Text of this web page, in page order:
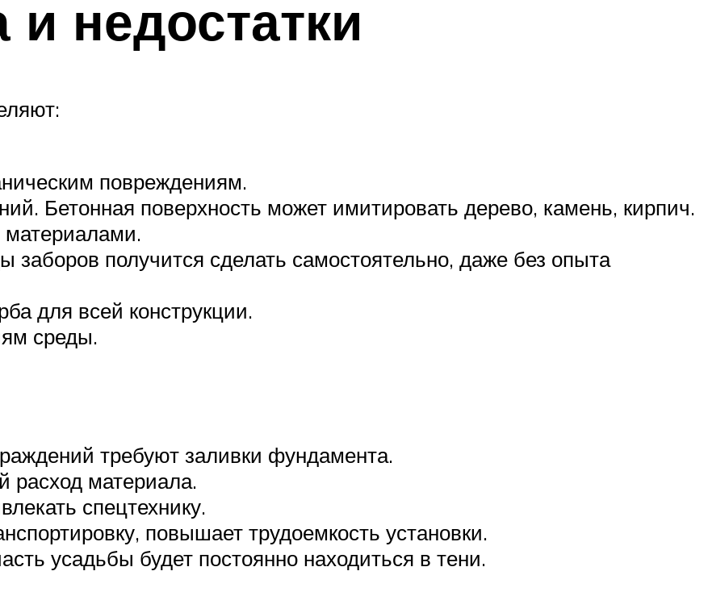
недостатки
повреждениям.
Бетонная поверхность может имитировать дерево, камень, кирпич.
материалами.
получится сделать самостоятельно, даже без опыта
для всей конструкции.
среды.
требуют заливки фундамента.
расход материала.
спецтехнику.
повышает трудоемкость установки.
усадьбы будет постоянно находиться в тени.